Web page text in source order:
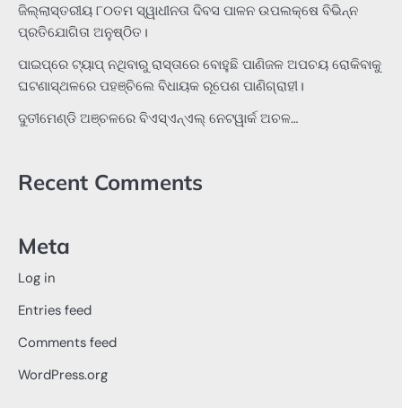
ଜିଲ୍ଲାସ୍ତରୀୟ ୮୦ତମ ସ୍ୱାଧୀନତା ଦିବସ ପାଳନ ଉପଲକ୍ଷେ ବିଭିନ୍ନ
ପ୍ରତିଯୋଗିତା ଅନୁଷ୍ଠିତ।
ପାଇପ୍‌ରେ ଟ୍ୟାପ୍‌ ନଥିବାରୁ ରାସ୍ତାରେ ବୋହୁଛି ପାଣିଜଳ ଅପଚୟ ରୋକିବାକୁ
ଘଟଣାସ୍ଥଳରେ ପହଞ୍ଚିଲେ ବିଧାୟକ ରୂପେଶ ପାଣିଗ୍ରାହୀ।
ଦୁତୀମେଣ୍ଡି ଅଞ୍ଚଳରେ ବିଏସ୍‌ଏନ୍‌ଏଲ୍‌ ନେଟୱାର୍କ ଅଚଳ…
Recent Comments
Meta
Log in
Entries feed
Comments feed
WordPress.org